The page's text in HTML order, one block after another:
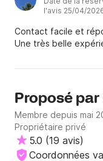
l'avis 25/04/
Contact facile et
Une très belle
Proposé par
Membre depuis mai
Propriétaire privé
5.0 (19 avis)
Coordonnées